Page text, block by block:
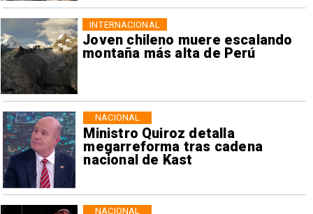
Joven chileno muere escalando
montaña más alta de Perú
INTERNACIONAL
Ministro Quiroz detalla
megarreforma tras cadena
nacional de Kast
NACIONAL
NACIONAL